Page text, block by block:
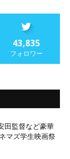
43,835
フォロワー
田監督など豪華
マズ学生映画祭